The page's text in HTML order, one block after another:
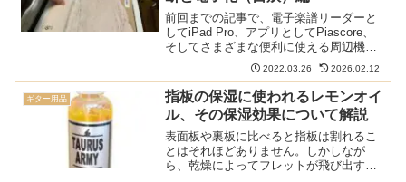
前回までの記事で、電子楽譜リーダーと
してiPad Pro、アプリとしてPiascore、
そしてさまざまな便利に使える周辺機器
を揃えました。今回はいよいよ肝心の楽
譜の電子化について、実体験を書きたい
と思います。本サイトの電子楽譜に関す
る記事は...
2022.03.26 2026.02.12
ギター用品
指板の保湿に使われるレモンオイ
ル、その保湿効果について解説
表面板や裏板に比べると指板は割れるこ
とはそれほどありません。しかしなが
ら、乾燥によってフレットが飛び出すな